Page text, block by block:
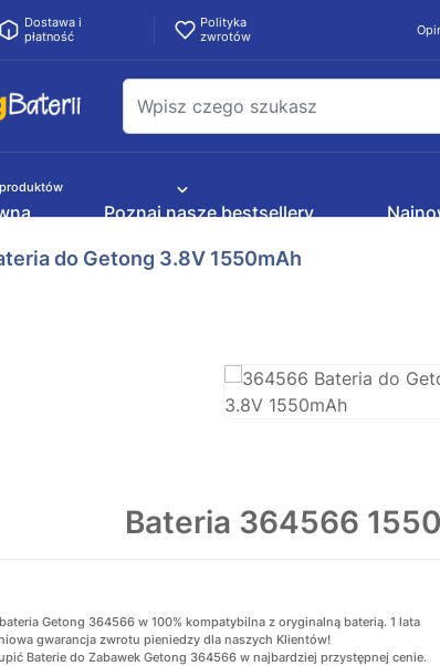
Dostawa i
płatność
Polityka
zwrotów
Poznaj nasze bestsellery
do Getong 3.8V 1550mAh
Bateria 364566
Getong 364566 w 100% kompatybilna z oryginalną baterią. 1 lata
gwarancja zwrotu pieniedzy dla naszych Klientów!
Baterie do Zabawek Getong 364566 w najbardziej przystępnej cenie.